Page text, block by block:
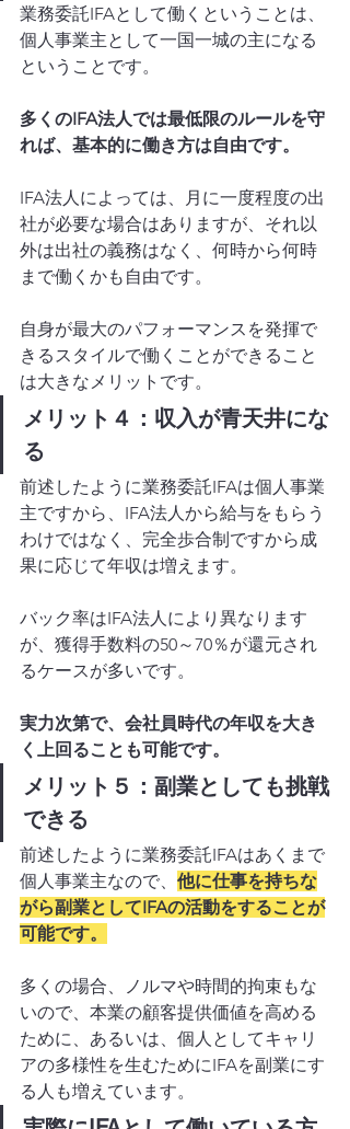
業務委託IFAとして働くということは、
個人事業主として一国一城の主になる
ということです。
多くのIFA法人では最低限のルールを守
れば、基本的に働き方は自由です。
IFA法人によっては、月に一度程度の出
社が必要な場合はありますが、それ以
外は出社の義務はなく、何時から何時
まで働くかも自由です。
自身が最大のパフォーマンスを発揮で
きるスタイルで働くことができること
は大きなメリットです。
メリット４：収入が青天井にな
る
前述したように業務委託IFAは個人事業
主ですから、IFA法人から給与をもらう
わけではなく、完全歩合制ですから成
果に応じて年収は増えます。
バック率はIFA法人により異なります
が、獲得手数料の50～70％が還元され
るケースが多いです。
実力次第で、会社員時代の年収を大き
く上回ることも可能です。
メリット５：副業としても挑戦
できる
前述したように業務委託IFAはあくまで
個人事業主なので、 他に仕事を持ちな
がら副業としてIFAの活動をすることが
可能です。
多くの場合、ノルマや時間的拘束もな
いので、本業の顧客提供価値を高める
ために、あるいは、個人としてキャリ
アの多様性を生むためにIFAを副業にす
る人も増えています。